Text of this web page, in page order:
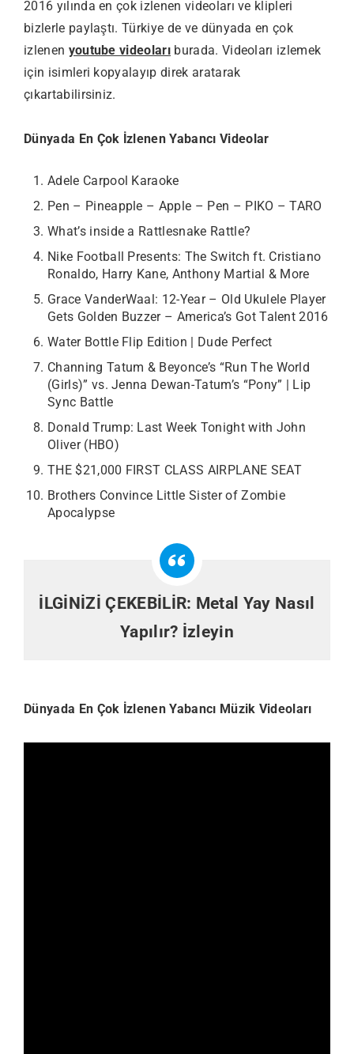
2016 yılında en çok izlenen videoları ve klipleri
bizlerle paylaştı. Türkiye de ve dünyada en çok
izlenen youtube videoları burada. Videoları izlemek
için isimleri kopyalayıp direk aratarak
çıkartabilirsiniz.
Dünyada En Çok İzlenen Yabancı Videolar
Adele Carpool Karaoke
Pen – Pineapple – Apple – Pen – PIKO – TARO
What’s inside a Rattlesnake Rattle?
Nike Football Presents: The Switch ft. Cristiano
Ronaldo, Harry Kane, Anthony Martial & More
Grace VanderWaal: 12-Year – Old Ukulele Player
Gets Golden Buzzer – America’s Got Talent 2016
Water Bottle Flip Edition | Dude Perfect
Channing Tatum & Beyonce’s “Run The World
(Girls)” vs. Jenna Dewan-Tatum’s “Pony” | Lip
Sync Battle
Donald Trump: Last Week Tonight with John
Oliver (HBO)
THE $21,000 FIRST CLASS AIRPLANE SEAT
Brothers Convince Little Sister of Zombie
Apocalypse
İLGİNİZİ ÇEKEBİLİR: Metal Yay Nasıl
Yapılır? İzleyin
Dünyada En Çok İzlenen Yabancı Müzik Videoları